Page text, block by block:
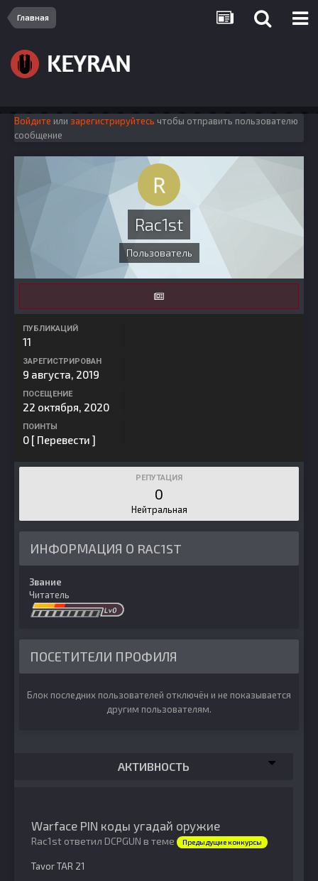
Главная
Войдите или зарегистрируйтесь чтобы отправить пользователю
сообщение
Rac1st
Пользователь
ПУБЛИКАЦИЙ
11
ЗАРЕГИСТРИРОВАН
9 августа, 2019
ПОСЕЩЕНИЕ
22 октября, 2020
ПОИНТЫ
0 [ Перевести ]
РЕПУТАЦИЯ
0
Нейтральная
ИНФОРМАЦИЯ О RAC1ST
Звание
Читатель
ПОСЕТИТЕЛИ ПРОФИЛЯ
Блок последних пользователей отключён и не показывается
другим пользователям.
АКТИВНОСТЬ
Warface PIN коды угадай оружие
Rac1st ответил DCPGUN в теме Предыдущие конкурсы
Tavor TAR 21